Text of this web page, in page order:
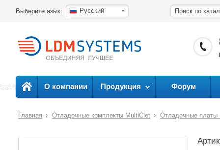
Выберите язык: Русский
О компании Продукция Форум
Главная Отладочные комплекты MultiClet Отладочные платы